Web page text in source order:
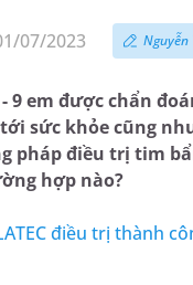
07/2023 Nguyễn
- 9 em được chẩn
sức khỏe cũng
pháp điều trị tim
hợp nào?
điều trị thành